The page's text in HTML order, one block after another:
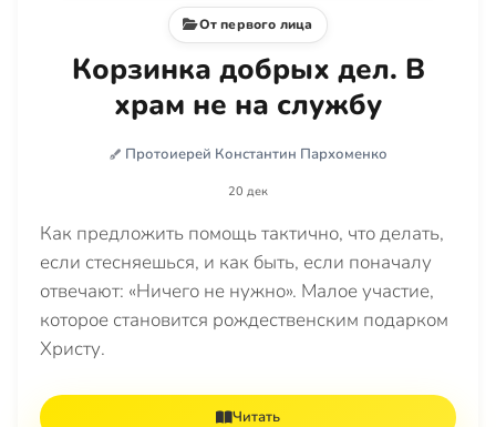
От первого лица
Корзинка добрых дел. В
храм не на службу
Протоиерей Константин Пархоменко
20 дек
Как предложить помощь тактично, что делать,
если стесняешься, и как быть, если поначалу
отвечают: «Ничего не нужно». Малое участие,
которое становится рождественским подарком
Христу.
Читать